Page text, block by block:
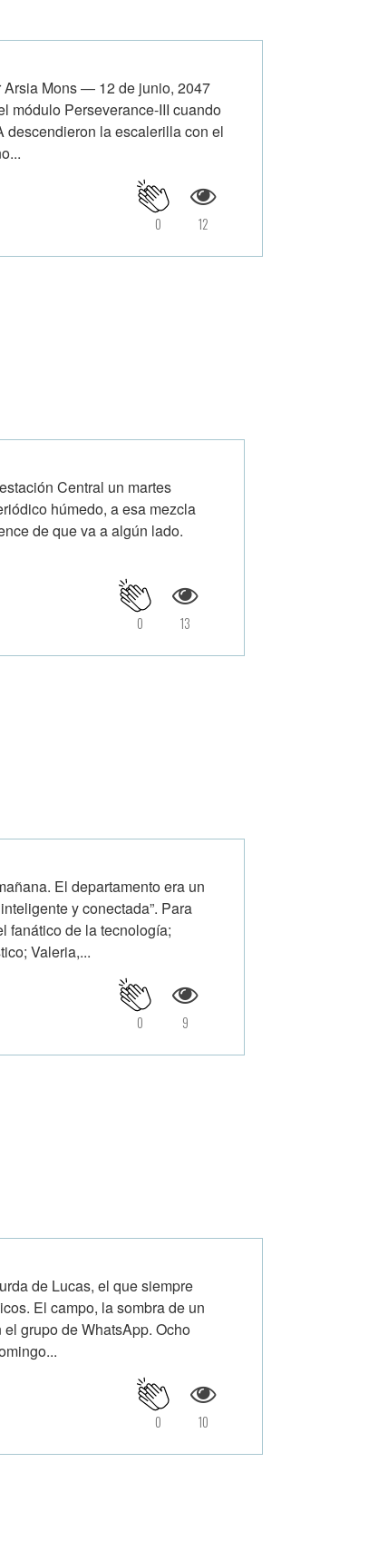
Mons — 12 de junio, 2047
módulo Perseverance-III cuando
descendieron la escalerilla con el
12
0
Central un martes
húmedo, a esa mezcla
de que va a algún lado.
13
0
El departamento era un
y conectada”. Para
fanático de la tecnología;
Valeria,...
9
0
de Lucas, el que siempre
El campo, la sombra de un
grupo de WhatsApp. Ocho
10
0